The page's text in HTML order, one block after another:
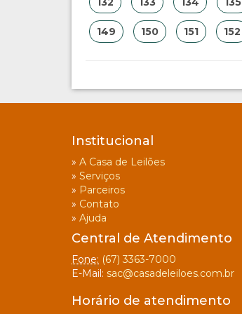
149 150 151 152
Institucional
» A Casa de Leilões
» Serviços
» Parceiros
» Contato
» Ajuda
Central de Atendimento
Fone: (67) 3363-7000
E-Mail: sac@casadeleiloes.com.br
Horário de atendimento